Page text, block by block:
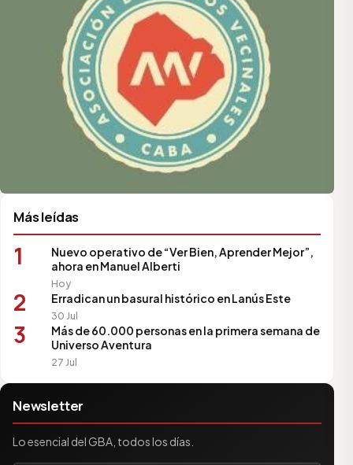
Más leídas
1
Nuevo operativo de “Ver Bien, Aprender Mejor”,
ahora en Manuel Alberti
Hoy
2 Erradican un basural histórico en Lanús Este
30 Jul
3
Más de 60.000 personas en la primera semana de
Universo Aventura
27 Jul
Newsletter
Lo esencial del GBA, todos los días.